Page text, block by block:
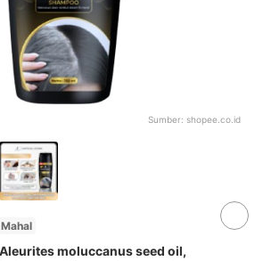
Sumber: shopee.co.id
Aleurites moluccanus seed oil,